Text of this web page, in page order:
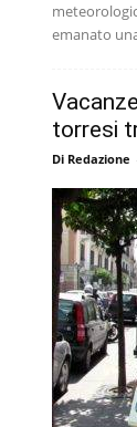
emanato
torresi
Di Redazione